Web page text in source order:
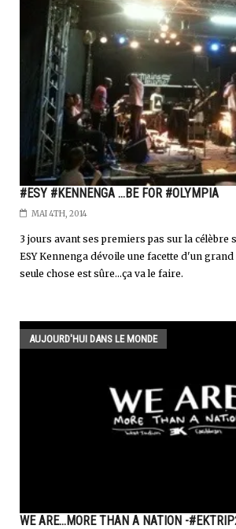
#ESY #KENNENGA ...BE FOR #OLYMPIA
MAI 4TH, 2014
3 jours avant ses premiers pas sur la célèbre
ESY Kennenga dévoile une facette d'un
seule chose est sûre...ça va le faire.
AUJOURD'HUI DANS LE MONDE
WE ARE...MORE THAN A NATION -